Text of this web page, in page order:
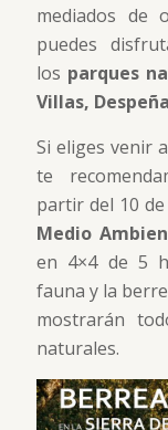
mediados de
puedes
los parques
Villas,
Si eliges venir a
te
partir del 10
Medio
en 4×4 de 5
fauna y la
mostrarán
naturales.